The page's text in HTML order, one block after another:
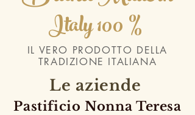
Italy 100 %
IL VERO PRODOTTO DELLA
TRADIZIONE ITALIANA
Le aziende
Pastificio Nonna Teresa